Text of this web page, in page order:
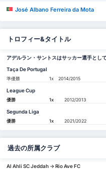
José Albano Ferreira da Mota
トロフィー&タイトル
アデルラン・サントスはサッカー選手とし
Taça De Portugal
準優勝 1x 2014/2015
League Cup
優勝 1x 2012/2013
Segunda Liga
優勝 1x 2021/2022
過去の所属クラブ
Al Ahli SC Jeddah -> Rio Ave FC